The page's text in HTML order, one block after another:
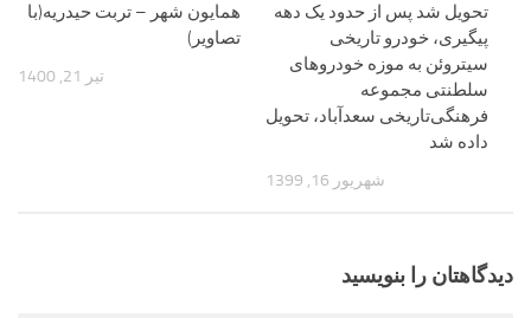
همایون شهر – تربت حیدریه(با
تصاویر)
تیر 21, 1400
تحویل شد ​پس از حدود یک دهه
پیگیری‌، خودرو تاریخی
سیتروئن به موزه خودروهای
سلطنتی مجموعه
فرهنگی‌تاریخی سعدآباد، تحویل
داده شد
شهریور 16, 1399
دیدگاهتان را بنویسید